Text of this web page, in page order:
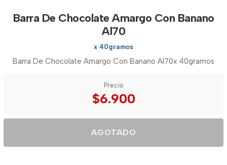
Barra De Chocolate Amargo Con Banano
Al70
x 40gramos
Barra De Chocolate Amargo Con Banano Al70x 40gramos
Precio
$6.900
AGOTADO